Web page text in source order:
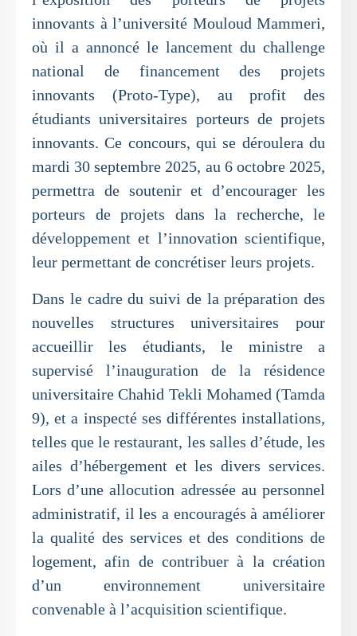
innovants à l’université Mouloud Mammeri,
où il a annoncé le lancement du challenge
national de financement des projets
innovants (Proto-Type), au profit des
étudiants universitaires porteurs de projets
innovants. Ce concours, qui se déroulera du
mardi 30 septembre 2025, au 6 octobre 2025,
permettra de soutenir et d’encourager les
porteurs de projets dans la recherche, le
développement et l’innovation scientifique,
leur permettant de concrétiser leurs projets.
Dans le cadre du suivi de la préparation des
nouvelles structures universitaires pour
accueillir les étudiants, le ministre a
supervisé l’inauguration de la résidence
universitaire Chahid Tekli Mohamed (Tamda
9), et a inspecté ses différentes installations,
telles que le restaurant, les salles d’étude, les
ailes d’hébergement et les divers services.
Lors d’une allocution adressée au personnel
administratif, il les a encouragés à améliorer
la qualité des services et des conditions de
logement, afin de contribuer à la création
d’un environnement universitaire
convenable à l’acquisition scientifique.